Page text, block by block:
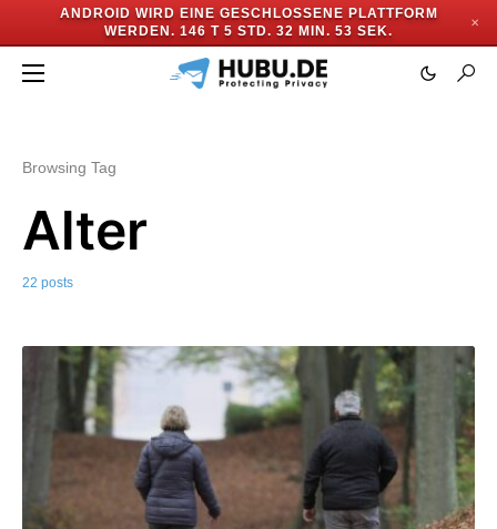
ANDROID WIRD EINE GESCHLOSSENE PLATTFORM
WERDEN. 146 T 5 STD. 32 MIN. 51 SEK.
✕
Browsing Tag
Alter
22 posts